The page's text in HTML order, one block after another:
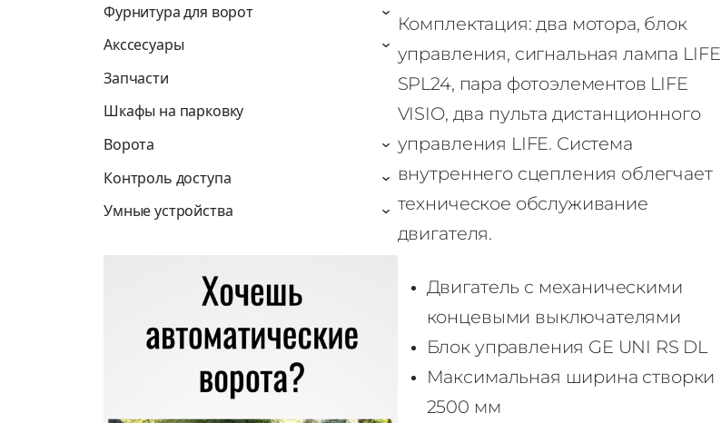
Фурнитура для ворот
›
Акссесуары ›
Запчасти
Шкафы на парковку
Ворота
›
Контроль доступа ›
Умные устройства ›
Комплектация: два мотора, блок
управления, сигнальная лампа LIFE
SPL24, пара фотоэлементов LIFE
VISIO, два пульта дистанционного
управления LIFE. Система
внутреннего сцепления облегчает
техническое обслуживание
двигателя.
Двигатель с механическими
концевыми выключателями
Блок управления GE UNI RS DL
Максимальная ширина створки
2500 мм